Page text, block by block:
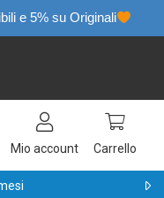
e 5% su Originali
Mio account Carrello